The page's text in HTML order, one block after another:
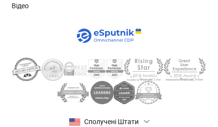
Відео
Сполучені Штати